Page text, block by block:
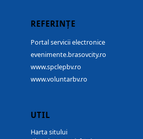
REFERINȚE
Portal servicii electronice
evenimente.brasovcity.ro
www.spclepbv.ro
www.voluntarbv.ro
UTIL
Harta sitului